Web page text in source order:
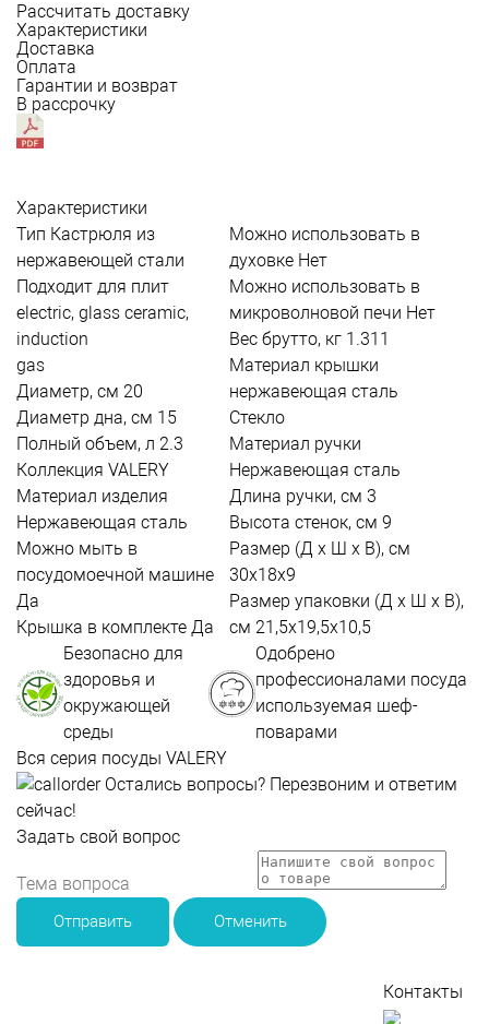
Рассчитать доставку
Характеристики
Доставка
Оплата
Гарантии и возврат
В рассрочку
Характеристики
Тип Кастрюля из
нержавеющей стали
Подходит для плит
electric, glass ceramic,
induction
gas
Диаметр, см 20
Диаметр дна, см 15
Полный объем, л 2.3
Коллекция VALERY
Материал изделия
Нержавеющая сталь
Можно мыть в
посудомоечной машине
Да
Крышка в комплекте Да
Можно использовать в
духовке Нет
Можно использовать в
микроволновой печи Нет
Вес брутто, кг 1.311
Материал крышки
нержавеющая сталь
Стекло
Материал ручки
Нержавеющая сталь
Длина ручки, см 3
Высота стенок, см 9
Размер (Д х Ш х В), см
30х18х9
Размер упаковки (Д х Ш х В),
см 21,5х19,5х10,5
Безопасно для
здоровья и
окружающей
среды
Одобрено
профессионалами посуда
используемая шеф-
поварами
Вся серия посуды VALERY
Остались вопросы? Перезвоним и ответим
сейчас!
Задать свой вопрос
Отправить Отменить
Контакты